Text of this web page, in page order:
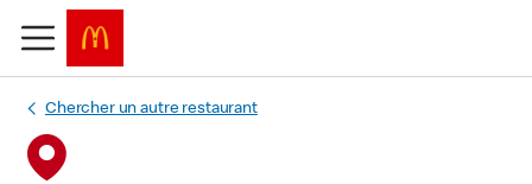
Chercher un autre restaurant